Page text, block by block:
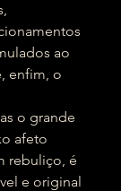
ao
enfim, o
o grande
afeto
rebuliço, é
e original